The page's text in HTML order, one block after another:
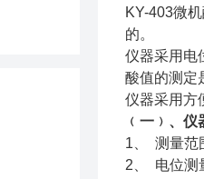
KY-403微
的。
仪器采用电
酸值的测定
仪器采用方
﹙一﹚、
1、 测量范
2、 电位测